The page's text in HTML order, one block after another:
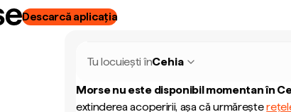
Descarcă aplicația
Tu locuiești înCehia
Morse nu este disponibil momentan în
extinderea acoperirii, așa că urmărește